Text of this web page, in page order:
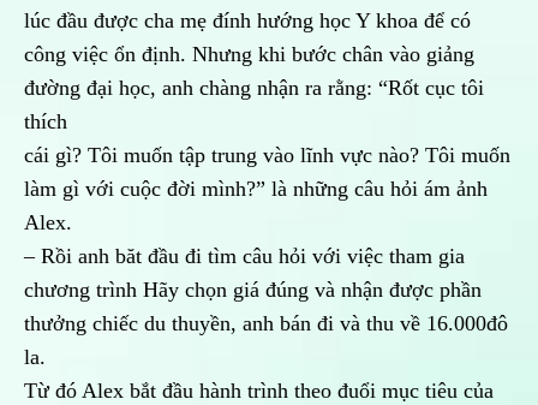
lúc đầu được cha mẹ đính hướng học Y khoa để có
công việc ổn định. Nhưng khi bước chân vào giảng
đường đại học, anh chàng nhận ra rằng: “Rốt cục tôi
thích
cái gì? Tôi muốn tập trung vào lĩnh vực nào? Tôi muốn
làm gì với cuộc đời mình?” là những câu hỏi ám ảnh
Alex.
– Rồi anh băt đầu đi tìm câu hỏi với việc tham gia
chương trình Hãy chọn giá đúng và nhận được phần
thưởng chiếc du thuyền, anh bán đi và thu về 16.000đô
la.
Từ đó Alex bắt đầu hành trình theo đuổi mục tiêu của